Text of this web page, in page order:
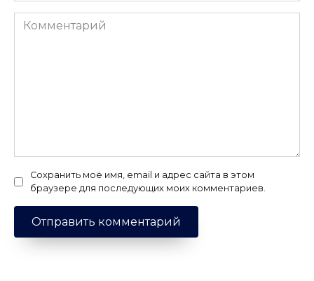
Комментарий
Сохранить моё имя, email и адрес сайта в этом
браузере для последующих моих комментариев.